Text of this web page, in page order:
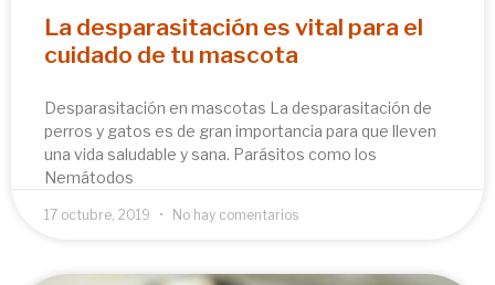
La desparasitación es vital para el
cuidado de tu mascota
Desparasitación en mascotas La desparasitación de
perros y gatos es de gran importancia para que lleven
una vida saludable y sana. Parásitos como los
Nemátodos
17 octubre, 2019 No hay comentarios